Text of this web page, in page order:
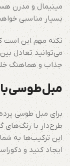
مینیمال و مدرن
بسیار مناسبی
نکته مهم این است
می‌توانید تعادل
جذاب و هماهنگ
مبل طوسی
برای مبل طوسی
طرح‌دار با رنگ‌های
این ترکیب‌ها به
ایجاد کنید و